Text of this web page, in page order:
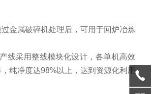
金属破碎机处理后，可用于回炉冶炼
线采用整线模块化设计，各单机高效
纯净度达98%以上，达到资源化利用